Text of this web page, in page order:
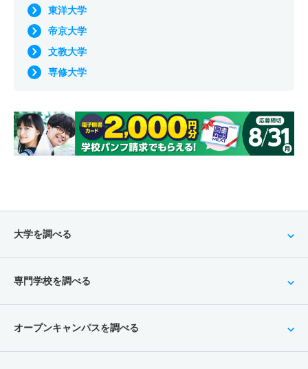
東洋大学
帝京大学
文教大学
専修大学
大学を調べる
専門学校を調べる
オープンキャンパスを調べる